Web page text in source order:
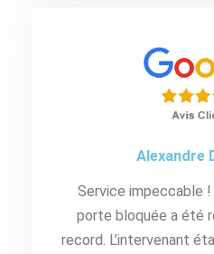
Alexandre
Service impeccable
porte bloquée a été
record. L’intervenant